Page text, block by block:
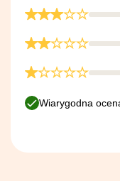
Wiarygodna